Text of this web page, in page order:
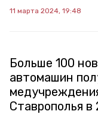
11 марта 2024, 19:48
Больше 100
автомашин
Ставрополья в